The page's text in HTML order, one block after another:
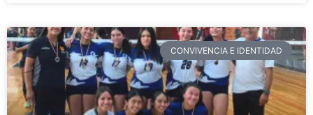
CONVIVENCIA E IDENTIDAD